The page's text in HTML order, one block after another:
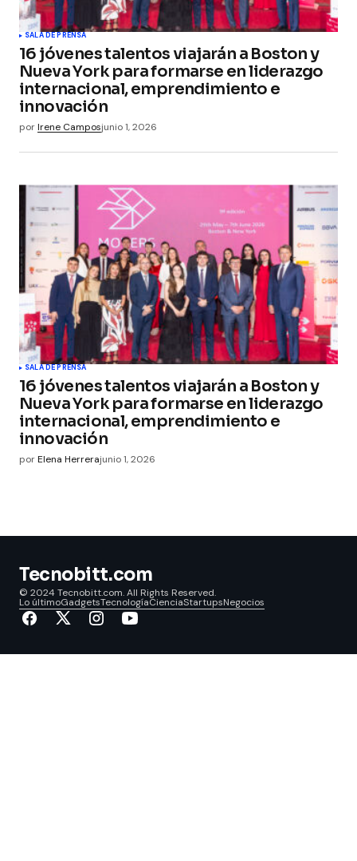
SALA DE PRENSA
16 jóvenes talentos viajarán a Boston y
Nueva York para formarse en liderazgo
internacional, emprendimiento e
innovación
porIrene Camposjunio 1, 2026
SALA DE PRENSA
16 jóvenes talentos viajarán a Boston y
Nueva York para formarse en liderazgo
internacional, emprendimiento e
innovación
porElena Herrerajunio 1, 2026
Tecnobitt.com
© 2024 Tecnobitt.com. All Rights Reserved.
Lo últimoGadgetsTecnologíaCienciaStartupsNegocios